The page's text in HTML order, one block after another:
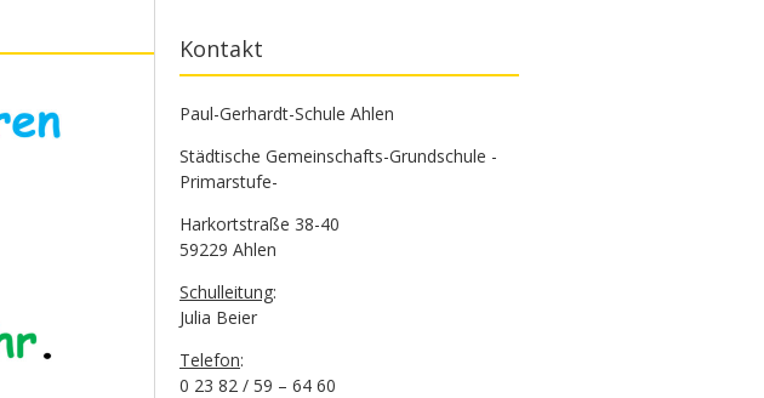
Kontakt
Paul-Gerhardt-Schule Ahlen
Städtische Gemeinschafts-Grundschule -
Primarstufe-
Harkortstraße 38-40
59229 Ahlen
Schulleitung:
Julia Beier
Telefon:
0 23 82 / 59 – 64 60